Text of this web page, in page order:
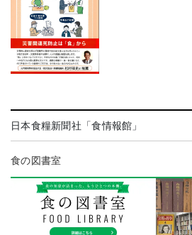
日本食糧新聞社「食情報館」
食の図書室